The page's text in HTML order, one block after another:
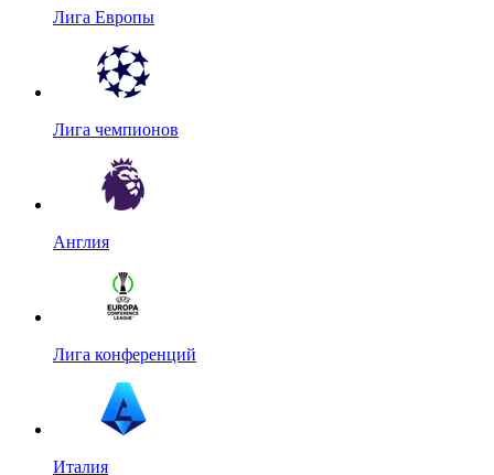
Лига Европы
Лига чемпионов
Англия
Лига конференций
Италия